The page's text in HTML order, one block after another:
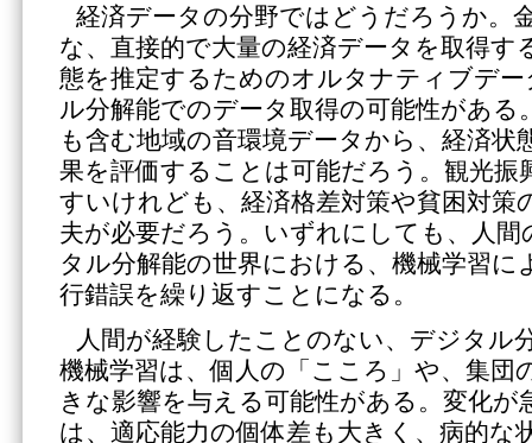
経済データの分野ではどうだろうか。
な、直接的で大量の経済データを取得す
態を推定するためのオルタナティブデ
ル分解能でのデータ取得の可能性がある
も含む地域の音環境データから、経済状
果を評価することは可能だろう。観光振
すいけれども、経済格差対策や貧困対策
夫が必要だろう。いずれにしても、人
タル分解能の世界における、機械学習に
行錯誤を繰り返すことになる。
人間が経験したことのない、デジタル
機械学習は、個人の「こころ」や、集団
きな影響を与える可能性がある。変化が
は、適応能力の個体差も大きく、病的な